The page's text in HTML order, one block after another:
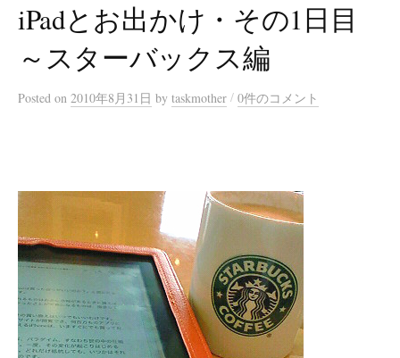
iPadとお出かけ・その1日目
～スターバックス編
Posted on 2010年8月31日 by taskmother / 0件のコメント